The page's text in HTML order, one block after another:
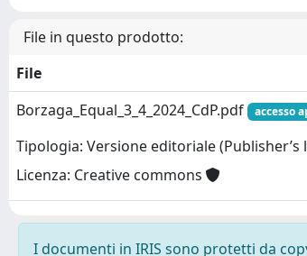
File in questo prodotto:
File
Borzaga_Equal_3_4_2024_CdP.pdf
accesso
Tipologia: Versione editoriale (Publisher’s
Licenza: Creative commons
I documenti in IRIS sono protetti da